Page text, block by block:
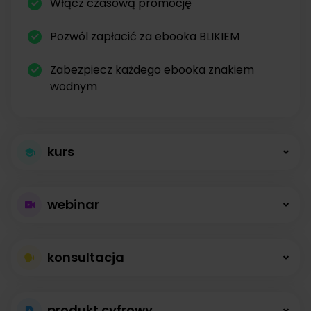
Pozwól zapłacić za ebooka BLIKIEM
Zabezpiecz każdego ebooka znakiem
wodnym
kurs
kursów
Kursy online z modułami, lekcjami, nagraniami i
opisami dostępne od zaraz.
webinar
bez limitów
konsultacja